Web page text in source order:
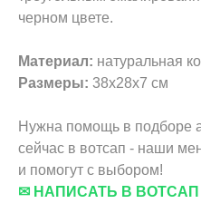
черном цвете.
Материал: натуральная
Размеры: 38х28х7 см
Нужна помощь в подборе
сейчас в вотсап - наши
и помогут с выбором!
✉ НАПИСАТЬ В ВОТСАП